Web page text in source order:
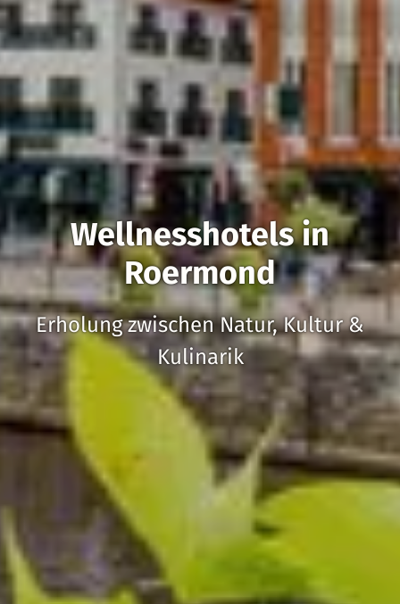
Wellnesshotels in
Roermond
Erholung zwischen Natur, Kultur &
Kulinarik